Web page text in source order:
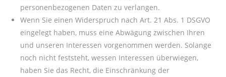
personenbezogenen Daten zu verlangen.
Wenn Sie einen Widerspruch nach Art. 21 Abs. 1 DSGVO
eingelegt haben, muss eine Abwägung zwischen Ihren
und unseren Interessen vorgenommen werden. Solange
noch nicht feststeht, wessen Interessen überwiegen,
haben Sie das Recht, die Einschränkung der